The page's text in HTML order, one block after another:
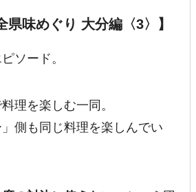
県味めぐり 大分編〈3〉】
ソード。
理を楽しむ一同。
」側も同じ料理を楽しんでい